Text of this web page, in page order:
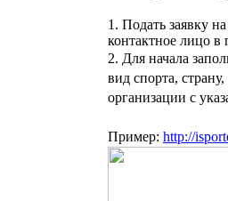
1. Подать заявку
контактное лицо в
2. Для начала з
вид спорта,
организации с
Пример: http://